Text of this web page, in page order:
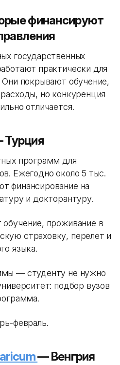
финансируют
государственных
практически для
Они покрывают обучение,
но конкуренция
отличается.
программ для
Ежегодно около 5 тыс.
финансирование на
и докторантуру.
проживание в
страховку, перелет и
языка.
— студенту не нужно
подбор вузов
февраль.
— Венгрия